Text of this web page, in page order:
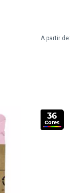
A partir de:
36
Cores